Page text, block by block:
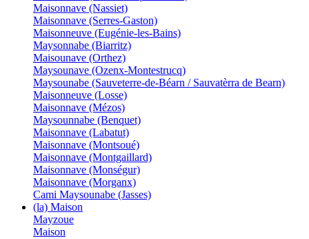
Maisonnave (Nassiet)
Maisonnave (Serres-Gaston)
Maisonneuve (Eugénie-les-Bains)
Maysonnabe (Biarritz)
Maisounave (Orthez)
Maysounave (Ozenx-Montestrucq)
Maysounabe (Sauveterre-de-Béarn / Sauvatèrra de Bearn)
Maisonneuve (Losse)
Maisonnave (Mézos)
Maysounnabe (Benquet)
Maisonnave (Labatut)
Maisonnave (Montsoué)
Maisonnave (Montgaillard)
Maisonnave (Monségur)
Maisonnave (Morganx)
Cami Maysounabe (Jasses)
(la) Maison
Mayzoue
Maison